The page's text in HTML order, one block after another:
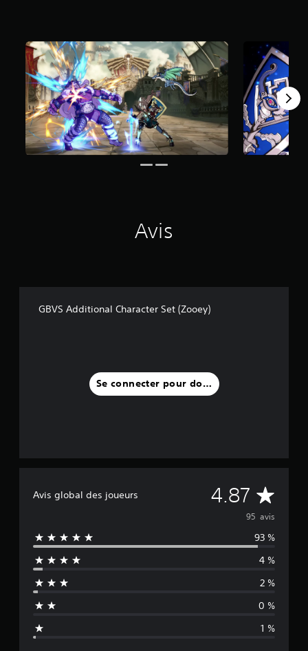
9
5
a
v
i
s
)
Avis
GBVS Additional Character Set (Zooey)
Se connecter pour donner un avis
Avis global des joueurs 4.87 M
o
y
n
95 avis
93 %
4 %
2 %
0 %
1 %